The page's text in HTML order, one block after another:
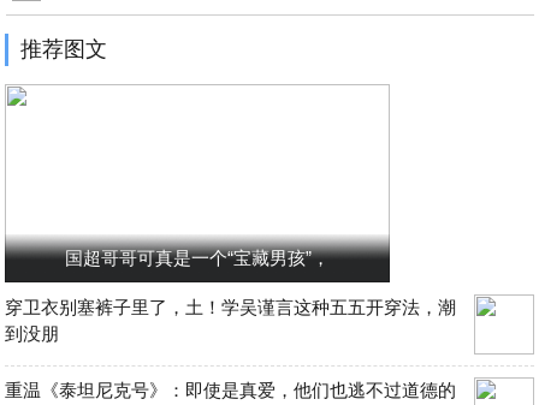
推荐图文
国超哥哥可真是一个“宝藏男孩”，
穿卫衣别塞裤子里了，土！学吴谨言这种五五开穿法，潮
到没朋
重温《泰坦尼克号》：即使是真爱，他们也逃不过道德的